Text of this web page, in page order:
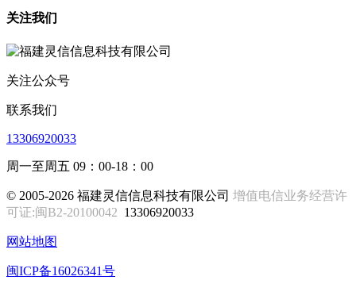
关注我们
关注公众号
联系我们
13306920033
周一至周五 09：00-18：00
© 2005-2026 福建灵信信息科技有限公司 增值电信业务经营许
可证:闽B2-20100042 13306920033
网站地图
闽ICP备16026341号